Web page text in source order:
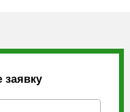
заявку